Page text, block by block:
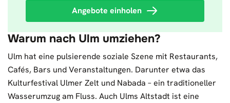
Angebote einholen
Warum nach Ulm umziehen?
Ulm hat eine pulsierende soziale Szene mit Restaurants,
Cafés, Bars und Veranstaltungen. Darunter etwa das
Kulturfestival Ulmer Zelt und Nabada – ein traditioneller
Wasserumzug am Fluss. Auch Ulms Altstadt ist eine